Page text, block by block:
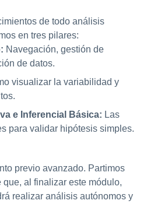
de todo análisis
en tres pilares:
Navegación, gestión de
de datos.
visualizar la variabilidad y
e Inferencial Básica: Las
para validar hipótesis simples.
previo avanzado. Partimos
al finalizar este módulo,
realizar análisis autónomos y